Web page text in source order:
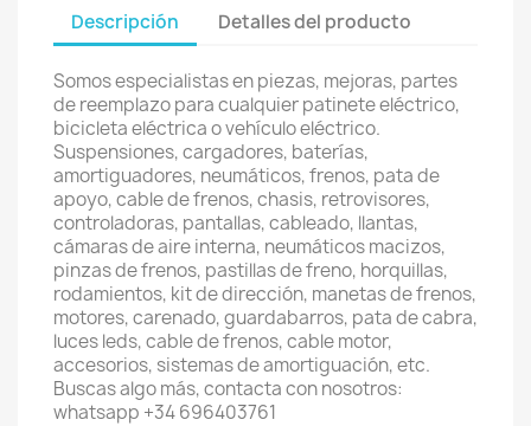
Descripción Detalles del producto
Somos especialistas en piezas, mejoras, partes
de reemplazo para cualquier patinete eléctrico,
bicicleta eléctrica o vehículo eléctrico.
Suspensiones, cargadores, baterías,
amortiguadores, neumáticos, frenos, pata de
apoyo, cable de frenos, chasis, retrovisores,
controladoras, pantallas, cableado, llantas,
cámaras de aire interna, neumáticos macizos,
pinzas de frenos, pastillas de freno, horquillas,
rodamientos, kit de dirección, manetas de frenos,
motores, carenado, guardabarros, pata de cabra,
luces leds, cable de frenos, cable motor,
accesorios, sistemas de amortiguación, etc.
Buscas algo más, contacta con nosotros:
whatsapp +34 696403761